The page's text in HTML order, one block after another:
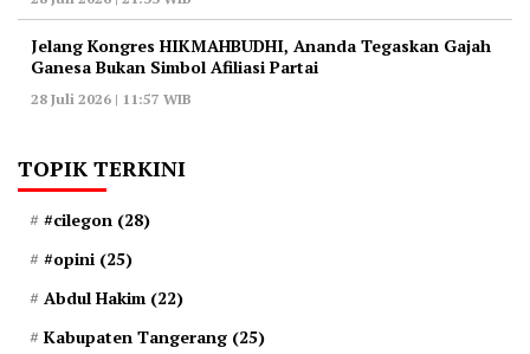
‎Jelang Kongres HIKMAHBUDHI, Ananda Tegaskan Gajah
Ganesa Bukan Simbol Afiliasi Partai
28 Juli 2026 | 11:57 WIB
TOPIK TERKINI
#cilegon (28)
#opini (25)
Abdul Hakim (22)
Kabupaten Tangerang (25)